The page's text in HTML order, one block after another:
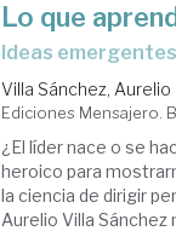
Lo que
Ideas emergentes
Villa Sánchez, Aurelio
Ediciones Mensajero.
¿El líder nace o se
heroico para
la ciencia de dirigir
Aurelio Villa Sánchez